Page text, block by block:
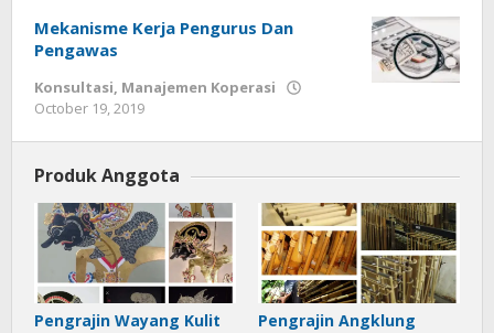
Mekanisme Kerja Pengurus Dan
Pengawas
Konsultasi, Manajemen Koperasi
October 19, 2019
Produk Anggota
Pengrajin Wayang Kulit Pengrajin Angklung